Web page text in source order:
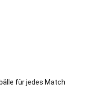
für jedes Match